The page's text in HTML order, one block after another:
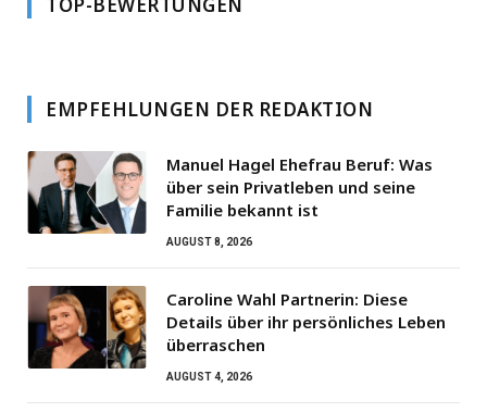
TOP-BEWERTUNGEN
EMPFEHLUNGEN DER REDAKTION
Manuel Hagel Ehefrau Beruf: Was
über sein Privatleben und seine
Familie bekannt ist
AUGUST 8, 2026
Caroline Wahl Partnerin: Diese
Details über ihr persönliches Leben
überraschen
AUGUST 4, 2026